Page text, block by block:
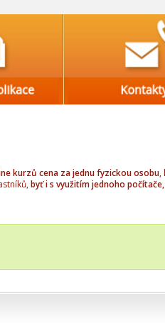
kurzů cena za jednu fyzickou osobu,
byť i s využitím jednoho